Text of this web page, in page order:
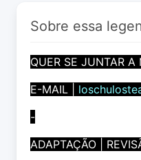
Sobre essa
QUER SE JUNTAR A
E-MAIL |
-
ADAPTAÇÃO |